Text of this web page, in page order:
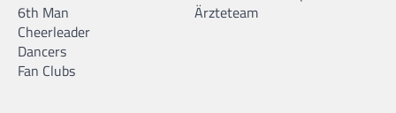
6th Man
Cheerleader
Dancers
Fan Clubs
Ärzteteam